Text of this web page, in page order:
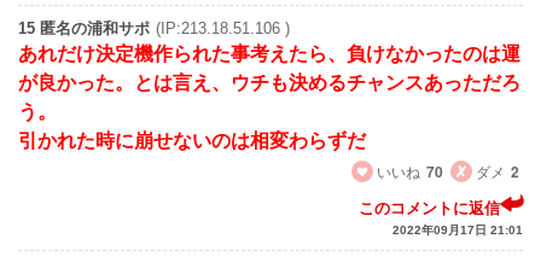
15 匿名の浦和サポ (IP:213.18.51.106 )
あれだけ決定機作られた事考えたら、負けなかったのは運
が良かった。とは言え、ウチも決めるチャンスあっただろ
う。
引かれた時に崩せないのは相変わらずだ
いいね 70 ダメ 2
このコメントに返信
2022年09月17日 21:01